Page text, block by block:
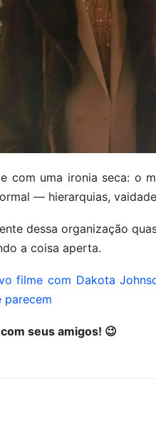
com uma ironia seca: o
— hierarquias,
dessa organização
a coisa aperta.
filme com Dakota
parecem
seus amigos! 😉